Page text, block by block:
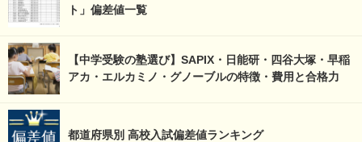
ト」偏差値一覧
【中学受験の塾選び】SAPIX・日能研・四谷大塚・早稲
アカ・エルカミノ・グノーブルの特徴・費用と合格力
都道府県別 高校入試偏差値ランキング